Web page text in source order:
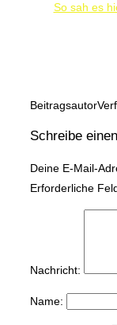
So sah es
Beitragsautor
Schreibe
Deine E-Mail-
Erforderliche
Nachricht:
Name: